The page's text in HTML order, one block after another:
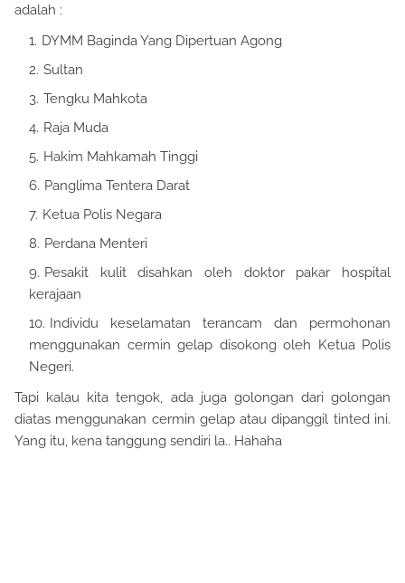
adalah :
DYMM Baginda Yang Dipertuan Agong
Sultan
Tengku Mahkota
Raja Muda
Hakim Mahkamah Tinggi
Panglima Tentera Darat
Ketua Polis Negara
Perdana Menteri
Pesakit kulit disahkan oleh doktor pakar hospital
kerajaan
Individu keselamatan terancam dan permohonan
menggunakan cermin gelap disokong oleh Ketua Polis
Negeri.
Tapi kalau kita tengok, ada juga golongan dari golongan
diatas menggunakan cermin gelap atau dipanggil tinted ini.
Yang itu, kena tanggung sendiri la.. Hahaha